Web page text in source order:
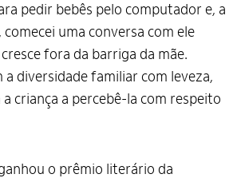
pedir bebês pelo computador e, a
uma conversa com ele
fora da barriga da mãe.
diversidade familiar com leveza,
criança a percebê-la com respeito
o prêmio literário da